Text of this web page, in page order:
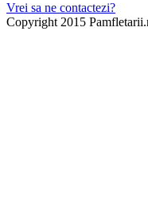
Vrei sa ne contactezi?
Copyright 2015